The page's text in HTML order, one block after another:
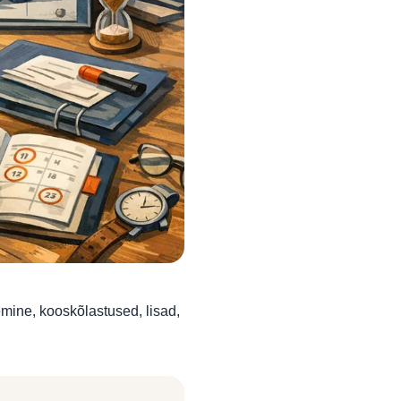
kooskõlastused, lisad,